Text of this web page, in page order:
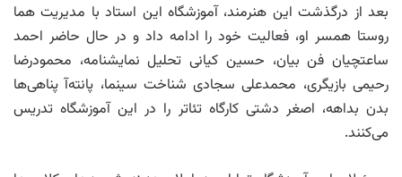
بعد از درگذشت این هنرمند، آموزشگاه این استاد با مدیریت هما
روستا همسر او، فعالیت خود را ادامه داد و در حال حاضر احمد
ساعتچیان فن بیان، حسین کیانی تحلیل نمایشنامه، محمودرضا
رحیمی بازیگری، محمدعلی سجادی شناخت سینما، پانته‌آ پناهی‌ها
بدن بداهه، اصغر دشتی کارگاه تئاتر را در این آموزشگاه تدریس
می‌کنند.